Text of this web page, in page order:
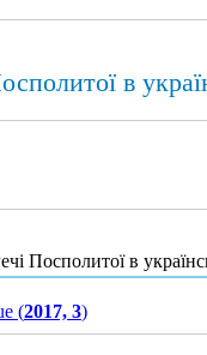
в
Посполитої в
(2017, 3)